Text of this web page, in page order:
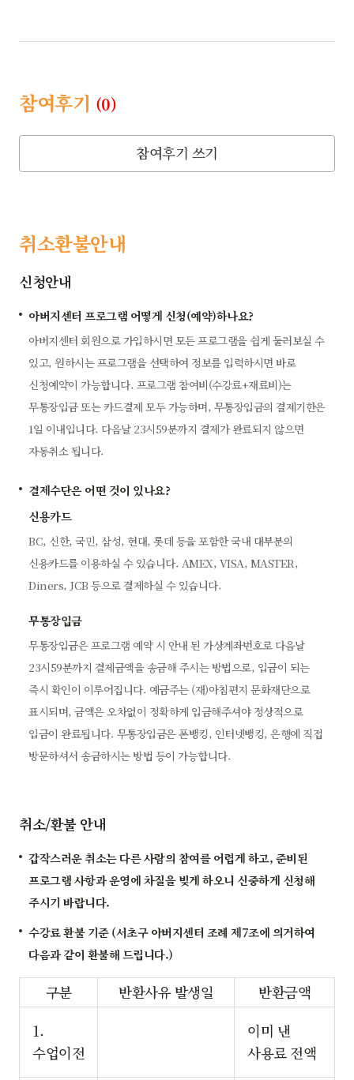
참여후기 (0)
참여후기 쓰기
취소환불안내
신청안내
아버지센터 프로그램 어떻게 신청(예약)하나요?
아버지센터 회원으로 가입하시면 모든 프로그램을 쉽게 둘러보실 수
있고, 원하시는 프로그램을 선택하여 정보를 입력하시면 바로
신청예약이 가능합니다. 프로그램 참여비(수강료+재료비)는
무통장입금 또는 카드결제 모두 가능하며, 무통장입금의 결제기한은
1일 이내입니다. 다음날 23시59분까지 결제가 완료되지 않으면
자동취소 됩니다.
결제수단은 어떤 것이 있나요?
신용카드
BC, 신한, 국민, 삼성, 현대, 롯데 등을 포함한 국내 대부분의
신용카드를 이용하실 수 있습니다. AMEX, VISA, MASTER,
Diners, JCB 등으로 결제하실 수 있습니다.
무통장입금
무통장입금은 프로그램 예약 시 안내 된 가상계좌번호로 다음날
23시59분까지 결제금액을 송금해 주시는 방법으로, 입금이 되는
즉시 확인이 이루어집니다. 예금주는 (재)아침편지 문화재단으로
표시되며, 금액은 오차없이 정확하게 입금해주셔야 정상적으로
입금이 완료됩니다. 무통장입금은 폰뱅킹, 인터넷뱅킹, 은행에 직접
방문하셔서 송금하시는 방법 등이 가능합니다.
취소/환불 안내
갑작스러운 취소는 다른 사람의 참여를 어렵게 하고, 준비된
프로그램 사항과 운영에 차질을 빚게 하오니 신중하게 신청해
주시기 바랍니다.
수강료 환불 기준 (서초구 아버지센터 조례 제7조에 의거하여
다음과 같이 환불해 드립니다.)
구분 반환사유 발생일
반환금액
1.
수업이전
이미 낸
사용료 전액